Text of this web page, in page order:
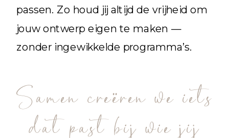
passen. Zo houd jij altijd de vrijheid om
jouw ontwerp eigen te maken —
zonder ingewikkelde programma’s.
Samen creëren we iets
dat past bij wie jij